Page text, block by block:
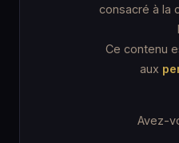
consacré à la
Ce contenu
aux
Avez-
Coupe